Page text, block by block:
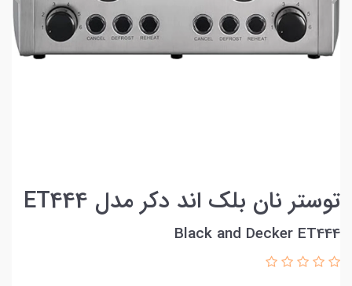
توستر نان بلک اند دکر مدل ET444
Black and Decker ET444